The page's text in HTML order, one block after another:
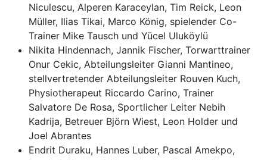
Niculescu, Alperen Karaceylan, Tim Reick, Leon
Müller, Ilias Tikai, Marco König, spielender Co-
Trainer Mike Tausch und Yücel Uluköylü
Nikita Hindennach, Jannik Fischer, Torwarttrainer
Onur Cekic, Abteilungsleiter Gianni Mantineo,
stellvertretender Abteilungsleiter Rouven Kuch,
Physiotherapeut Riccardo Carino, Trainer
Salvatore De Rosa, Sportlicher Leiter Nebih
Kadrija, Betreuer Björn Wiest, Leon Holder und
Joel Abrantes
Endrit Duraku, Hannes Luber, Pascal Amekpo,